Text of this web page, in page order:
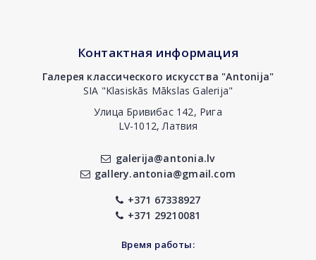
Контактная информация
Галерея классического искусства "Antonija"
SIA "Klasiskās Mākslas Galerija"
Улица Бривибас 142, Рига
LV-1012, Латвия
galerija@antonia.lv
gallery.antonia@gmail.com
+371 67338927
+371 29210081
Время работы: